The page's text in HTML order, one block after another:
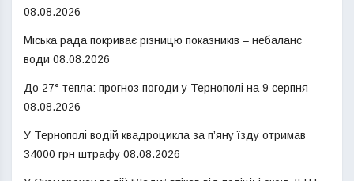
08.08.2026
Міська рада покриває різницю показників – небаланс
води 08.08.2026
До 27° тепла: прогноз погоди у Тернополі на 9 серпня
08.08.2026
У Тернополі водій квадроцикла за п’яну їзду отримав
34000 грн штрафу 08.08.2026